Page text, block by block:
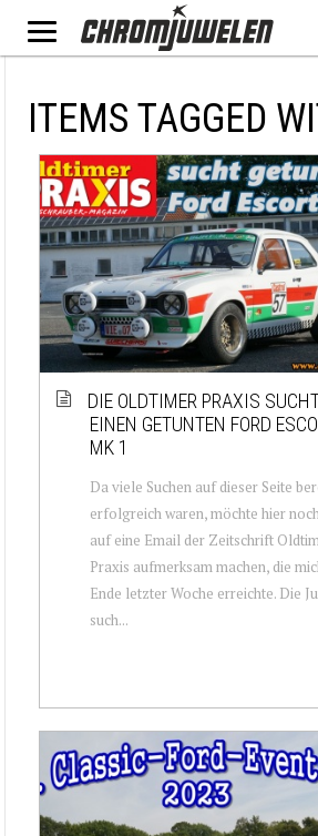
ITEMS TAGGED
DIE OLDTIMER PRAXIS
EINEN GETUNTEN FORD
MK 1
Da viele Suchen auf dieser Seite
erfolgreich waren, möchte hier
auf eine Email der Zeitschrift
Praxis aufmerksam machen, die
Ende letzter Woche erreichte. Die
such...